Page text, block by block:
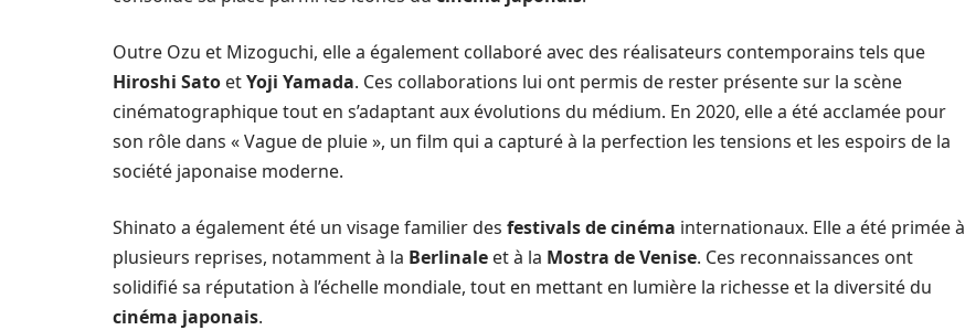
Outre Ozu et Mizoguchi, elle a également collaboré avec des réalisateurs contemporains tels que
Hiroshi Sato etYoji Yamada. Ces collaborations lui ont permis de rester présente sur la scène
cinématographique tout en s’adaptant aux évolutions du médium. En 2020, elle a été acclamée pour
son rôle dans « Vague de pluie », un film qui a capturé à la perfection les tensions et les espoirs de la
société japonaise moderne.
Shinato a également été un visage familier des festivals de cinéma internationaux. Elle a été primée à
plusieurs reprises, notamment à la Berlinale et à la Mostra de Venise. Ces reconnaissances ont
solidifié sa réputation à l’échelle mondiale, tout en mettant en lumière la richesse et la diversité du
cinéma japonais.